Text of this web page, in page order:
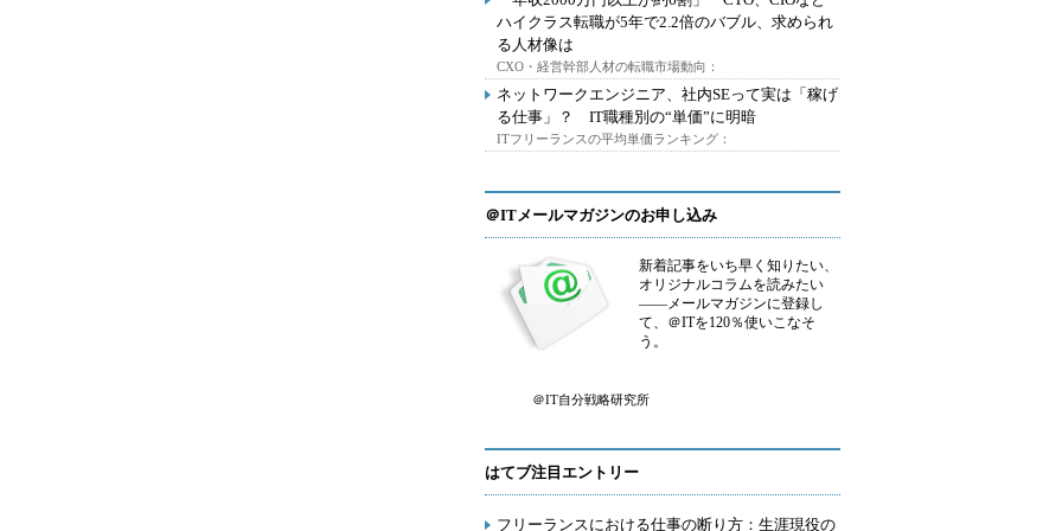
ハイクラス転職が5年で2.2倍のバブル、求められ
る人材像は
CXO・経営幹部人材の転職市場動向：
ネットワークエンジニア、社内SEって実は「稼げ
る仕事」？ IT職種別の“単価”に明暗
ITフリーランスの平均単価ランキング：
＠ITメールマガジンのお申し込み
新着記事をいち早く知りたい、
オリジナルコラムを読みたい
――メールマガジンに登録し
て、＠ITを120％使いこなそ
う。
＠IT自分戦略研究所
はてブ注目エントリー
フリーランスにおける仕事の断り方：生涯現役の